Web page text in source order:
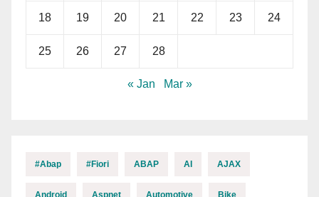
18 19 20 21 22 23 24
25 26 27 28
« Jan Mar »
#abap #fiori ABAP AI AJAX
Android Aspnet Automotive Bike